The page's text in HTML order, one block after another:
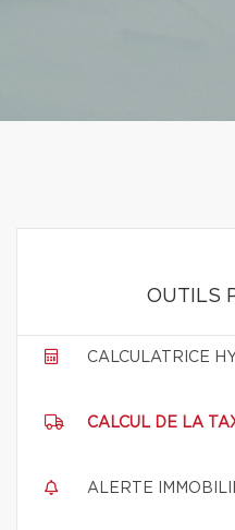
OUTILS
CALCULATRICE
CALCUL DE LA
ALERTE